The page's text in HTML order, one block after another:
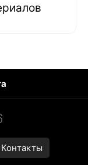
Контакты